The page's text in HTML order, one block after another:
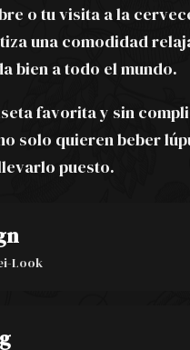
o tu visita a la
una comodidad
bien a todo el mundo.
favorita y sin
solo quieren beber
puesto.
Look